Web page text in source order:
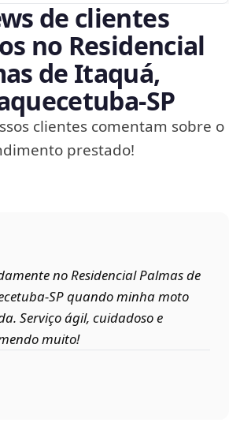
de clientes
no Residencial
de Itaquá,
clientes comentam sobre o
prestado!
no Residencial Palmas de
quando minha moto
Serviço ágil, cuidadoso e
muito!